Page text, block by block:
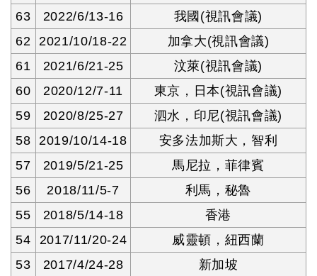
63 2022/6/13-16
我國(視訊會議)
62
2021/10/18-22
加拿大(視訊會議)
61
2021/6/21-25
汶萊(視訊會議)
60
2020/12/7-11
東京，日本(視訊會議)
59
2020/8/25-27
泗水，印尼(視訊會議)
58
2019/10/14-18
安多法加斯大，智利
57
2019/5/21-25
馬尼拉，菲律賓
56
2018/11/5-7
利馬，秘魯
55
2018/5/14-18
香港
54
2017/11/20-24
威靈頓，紐西蘭
53
2017/4/24-28
新加坡